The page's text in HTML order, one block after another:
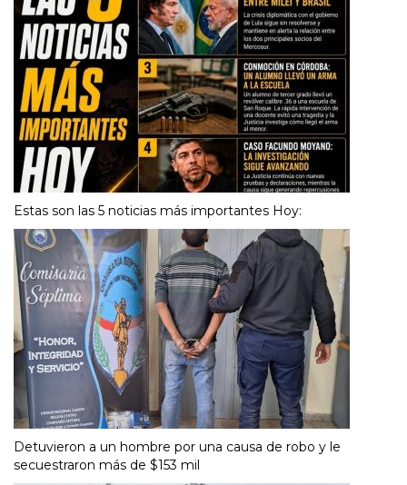
Estas son las 5 noticias más importantes Hoy:
Detuvieron a un hombre por una causa de robo y le
secuestraron más de $153 mil